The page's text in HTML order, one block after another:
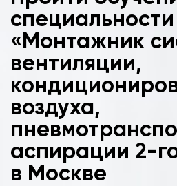
специальности
«Монтажник
вентиляции,
воздуха,
аспирации 2-
в Москве